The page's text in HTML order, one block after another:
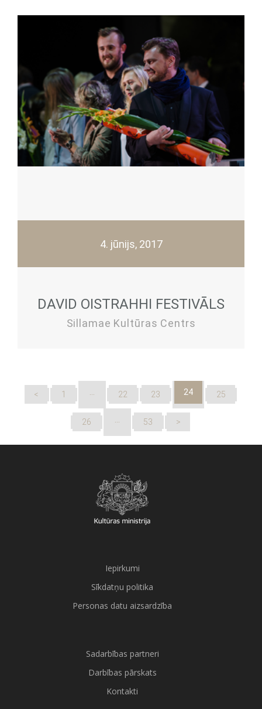
4. jūnijs, 2017
DAVID OISTRAHHI FESTIVĀLS
Sillamae Kultūras Centrs
< 1 … 22 23 24 25
26 … 53 >
Iepirkumi
Sīkdatņu politika
Personas datu aizsardzība
Sadarbības partneri
Darbības pārskats
Kontakti